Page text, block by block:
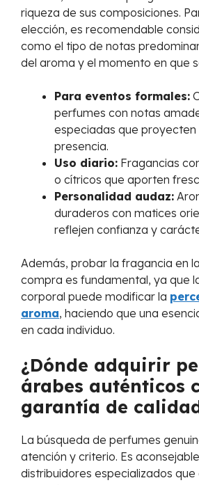
riqueza de sus composiciones.
elección, es recomendable
como el tipo de notas
del aroma y el momento en que
Para eventos formales:
perfumes con notas
especiadas que
presencia.
Uso diario: Fragancias
o cítricos que aporten
Personalidad audaz:
duraderos con matices
reflejen confianza y
Además, probar la fragancia en
compra es fundamental, ya que
corporal puede modificar la
aroma, haciendo que una
en cada individuo.
¿Dónde adquirir
árabes auténticos
garantía de
La búsqueda de perfumes
atención y criterio. Es
distribuidores especializados